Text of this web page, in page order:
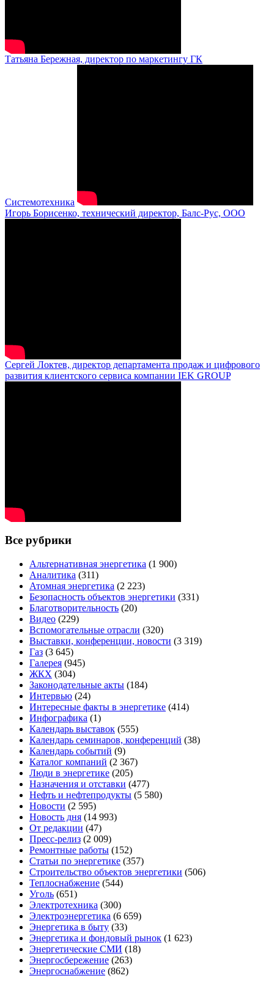
Татьяна Бережная, директор по маркетингу ГК
Системотехника
Игорь Борисенко, технический директор, Балс-Рус, ООО
Сергей Локтев, директор департамента продаж и цифрового
развития клиентского сервиса компании IEK GROUP
Все рубрики
Альтернативная энергетика (1 900)
Аналитика (311)
Атомная энергетика (2 223)
Безопасность объектов энергетики (331)
Благотворительность (20)
Видео (229)
Вспомогательные отрасли (320)
Выставки, конференции, новости (3 319)
Газ (3 645)
Галерея (945)
ЖКХ (304)
Законодательные акты (184)
Интервью (24)
Интересные факты в энергетике (414)
Инфографика (1)
Календарь выставок (555)
Календарь семинаров, конференций (38)
Календарь событий (9)
Каталог компаний (2 367)
Люди в энергетике (205)
Назначения и отставки (477)
Нефть и нефтепродукты (5 580)
Новости (2 595)
Новость дня (14 993)
От редакции (47)
Пресс-релиз (2 009)
Ремонтные работы (152)
Статьи по энергетике (357)
Строительство объектов энергетики (506)
Теплоснабжение (544)
Уголь (651)
Электротехника (300)
Электроэнергетика (6 659)
Энергетика в быту (33)
Энергетика и фондовый рынок (1 623)
Энергетические СМИ (18)
Энергосбережение (263)
Энергоснабжение (862)